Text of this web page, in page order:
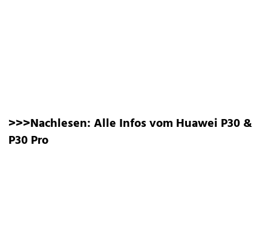
>>>Nachlesen:Alle Infos vom Huawei P30 &
P30 Pro